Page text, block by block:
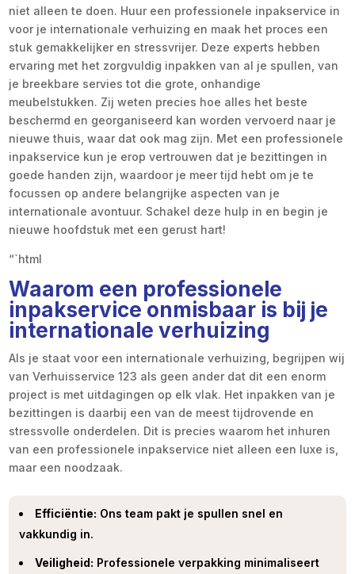
niet alleen te doen. Huur een professionele inpakservice in
voor je internationale verhuizing en maak het proces een
stuk gemakkelijker en stressvrijer. Deze experts hebben
ervaring met het zorgvuldig inpakken van al je spullen, van
je breekbare servies tot die grote, onhandige
meubelstukken. Zij weten precies hoe alles het beste
beschermd en georganiseerd kan worden vervoerd naar je
nieuwe thuis, waar dat ook mag zijn. Met een professionele
inpakservice kun je erop vertrouwen dat je bezittingen in
goede handen zijn, waardoor je meer tijd hebt om je te
focussen op andere belangrijke aspecten van je
internationale avontuur. Schakel deze hulp in en begin je
nieuwe hoofdstuk met een gerust hart!
“`html
Waarom een professionele
inpakservice onmisbaar is bij je
internationale verhuizing
Als je staat voor een internationale verhuizing, begrijpen wij
van Verhuisservice 123 als geen ander dat dit een enorm
project is met uitdagingen op elk vlak. Het inpakken van je
bezittingen is daarbij een van de meest tijdrovende en
stressvolle onderdelen. Dit is precies waarom het inhuren
van een professionele inpakservice niet alleen een luxe is,
maar een noodzaak.
Efficiëntie: Ons team pakt je spullen snel en
vakkundig in.
Veiligheid: Professionele verpakking minimaliseert